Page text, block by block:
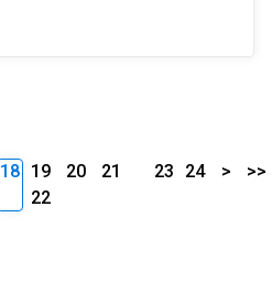
18 19 20
21
22
23 24 > >>